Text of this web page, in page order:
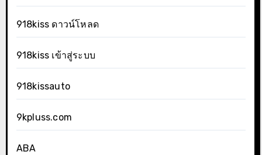
918kiss ดาวน์โหลด
918kiss เข้าสู่ระบบ
918kissauto
9kpluss.com
ABA